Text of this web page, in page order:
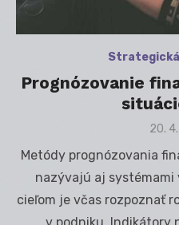
Prognózovanie
20.
Metódy prognózovania
nazývajú aj systémami
cieľom je včas rozpoznať